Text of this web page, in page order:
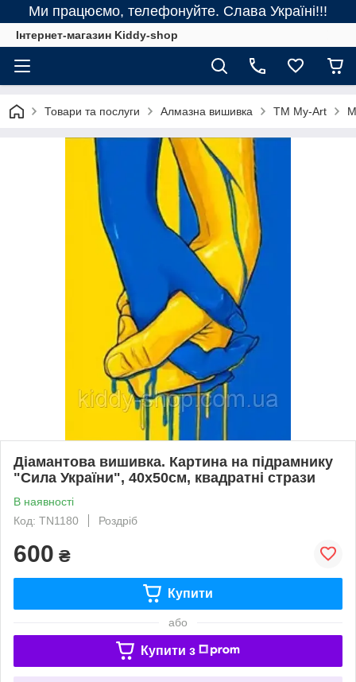
Ми працюємо, телефонуйте. Слава Україні!!!
Інтернет-магазин Kiddy-shop
Товари та послуги Алмазна вишивка ТМ My-Art
Діамантова вишивка. Картина на підрамнику
"Сила України", 40х50см, квадратні стрази
В наявності
Код: TN1180
Роздріб
600 ₴
Купити
або
Купити з